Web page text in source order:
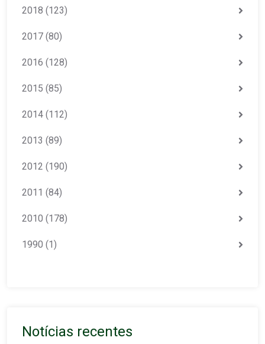
2018 (123)
2017 (80)
2016 (128)
2015 (85)
2014 (112)
2013 (89)
2012 (190)
2011 (84)
2010 (178)
1990 (1)
Notícias recentes